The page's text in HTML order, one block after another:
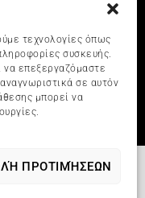
τεχνολογίες όπως
συσκευής.
να επεξεργαζόμαστε
σε αυτόν
μπορεί να
ΠΡΟΤΙΜΉΣΕΩΝ